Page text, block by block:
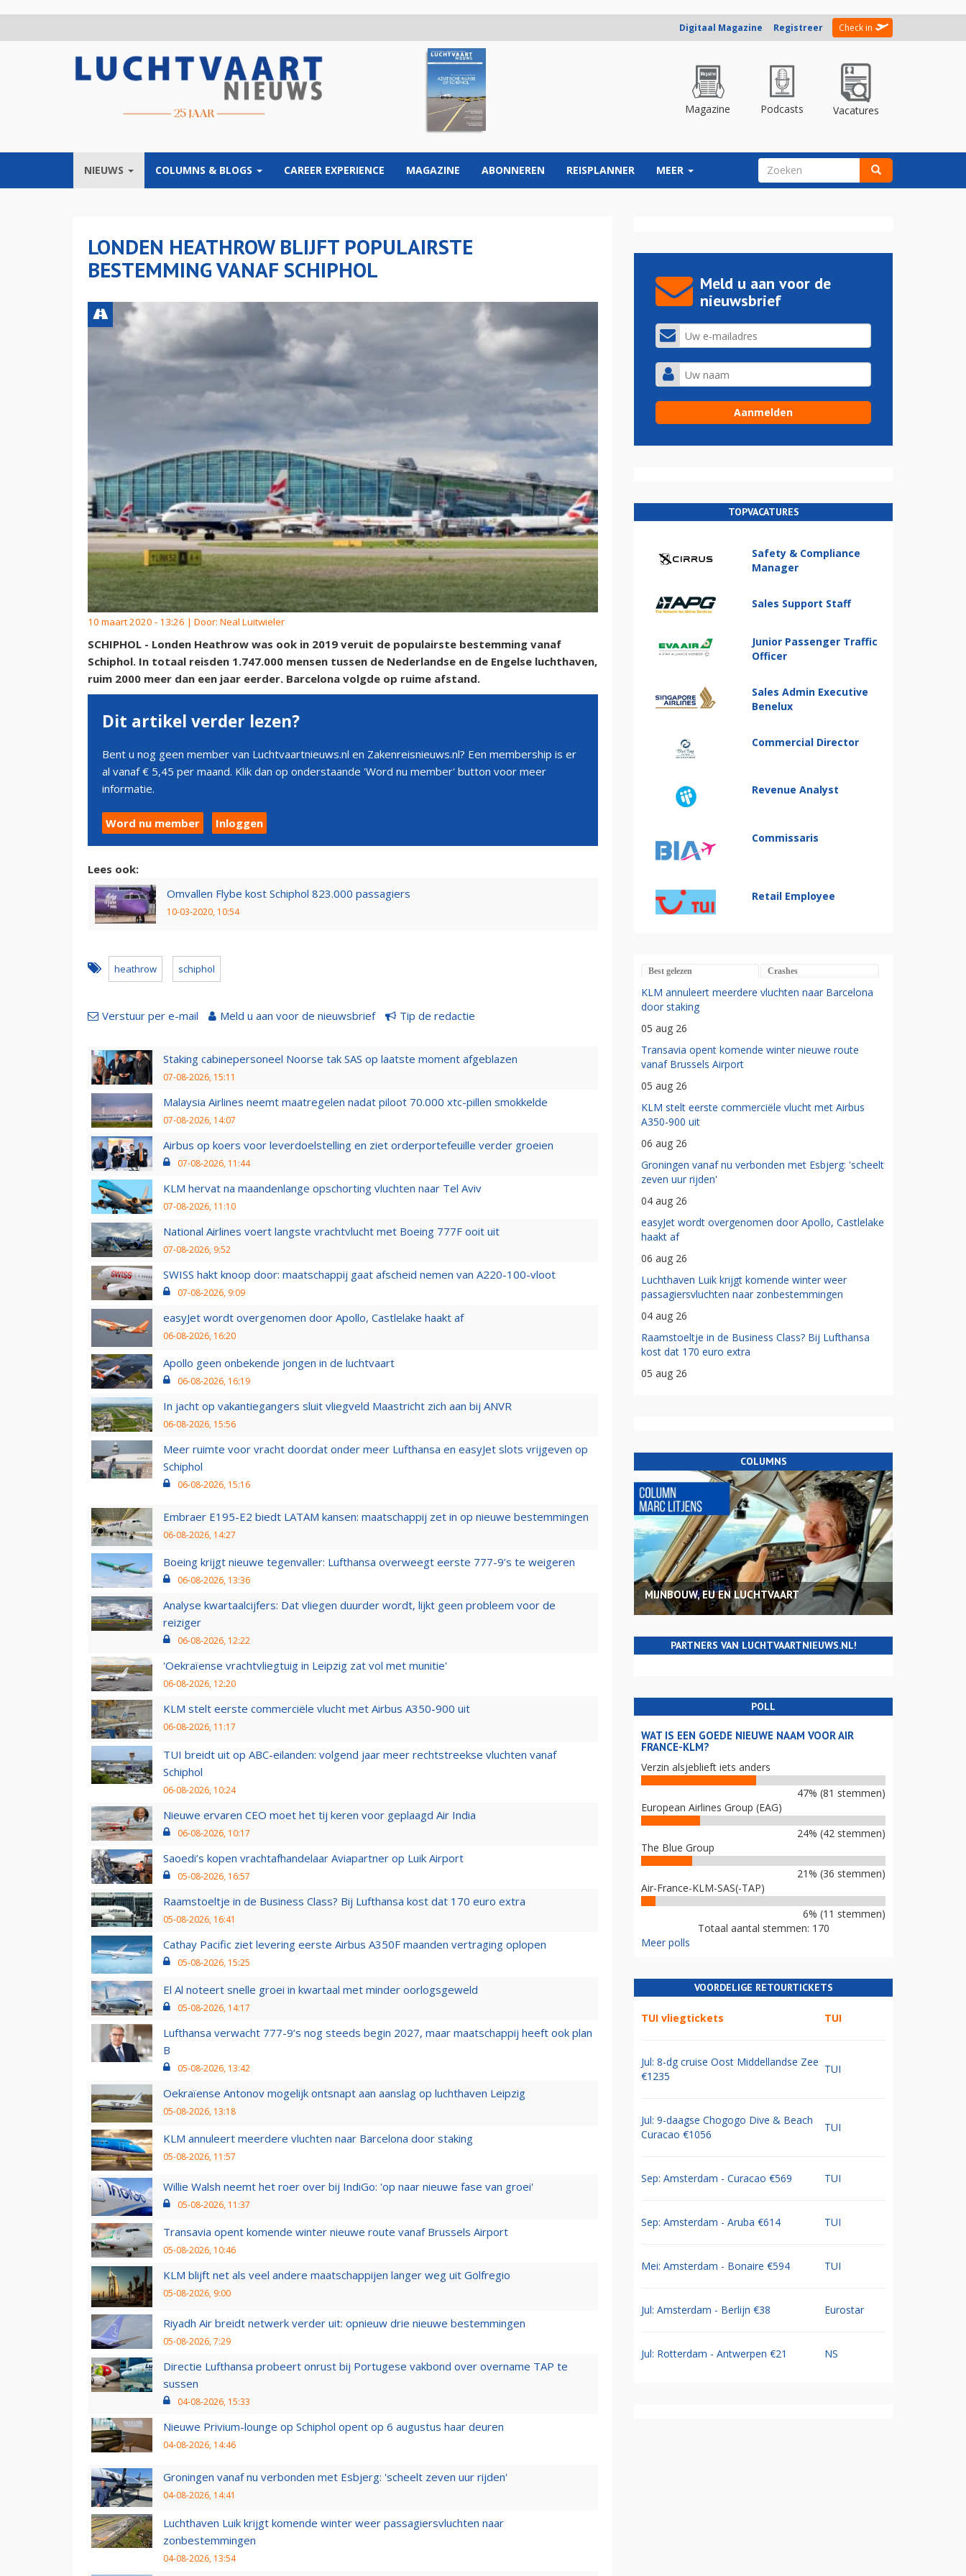
Digitaal Magazine Registreer Check in
Magazine Podcasts Vacatures
NIEUWS COLUMNS & BLOGS CAREER EXPERIENCE MAGAZINE ABONNEREN REISPLANNER MEER ZOEKVELD
LONDEN HEATHROW BLIJFT POPULAIRSTE
BESTEMMING VANAF SCHIPHOL
10 maart 2020 - 13:26 | Door: Neal Luitwieler
SCHIPHOL - Londen Heathrow was ook in 2019 veruit de populairste bestemming vanaf
Schiphol. In totaal reisden 1.747.000 mensen tussen de Nederlandse en de Engelse luchthaven,
ruim 2000 meer dan een jaar eerder. Barcelona volgde op ruime afstand.
Dit artikel verder lezen?
Bent u nog geen member van Luchtvaartnieuws.nl en Zakenreisnieuws.nl? Een membership is er
al vanaf € 5,45 per maand. Klik dan op onderstaande 'Word nu member' button voor meer
informatie.
Word nu member Inloggen
Lees ook:
Omvallen Flybe kost Schiphol 823.000 passagiers
10-03-2020, 10:54
heathrow schiphol
Verstuur per e-mail Meld u aan voor de nieuwsbrief Tip de redactie
Staking cabinepersoneel Noorse tak SAS op laatste moment afgeblazen
07-08-2026, 15:11
Malaysia Airlines neemt maatregelen nadat piloot 70.000 xtc-pillen smokkelde
07-08-2026, 14:07
Airbus op koers voor leverdoelstelling en ziet orderportefeuille verder groeien
07-08-2026, 11:44
KLM hervat na maandenlange opschorting vluchten naar Tel Aviv
07-08-2026, 11:10
National Airlines voert langste vrachtvlucht met Boeing 777F ooit uit
07-08-2026, 9:52
SWISS hakt knoop door: maatschappij gaat afscheid nemen van A220-100-vloot
07-08-2026, 9:09
easyJet wordt overgenomen door Apollo, Castlelake haakt af
06-08-2026, 16:20
Apollo geen onbekende jongen in de luchtvaart
06-08-2026, 16:19
In jacht op vakantiegangers sluit vliegveld Maastricht zich aan bij ANVR
06-08-2026, 15:56
Meer ruimte voor vracht doordat onder meer Lufthansa en easyJet slots vrijgeven op
Schiphol
06-08-2026, 15:16
Embraer E195-E2 biedt LATAM kansen: maatschappij zet in op nieuwe bestemmingen
06-08-2026, 14:27
Boeing krijgt nieuwe tegenvaller: Lufthansa overweegt eerste 777-9’s te weigeren
06-08-2026, 13:36
Analyse kwartaalcijfers: Dat vliegen duurder wordt, lijkt geen probleem voor de
reiziger
06-08-2026, 12:22
'Oekraïense vrachtvliegtuig in Leipzig zat vol met munitie'
06-08-2026, 12:20
KLM stelt eerste commerciële vlucht met Airbus A350-900 uit
06-08-2026, 11:17
TUI breidt uit op ABC-eilanden: volgend jaar meer rechtstreekse vluchten vanaf
Schiphol
06-08-2026, 10:24
Nieuwe ervaren CEO moet het tij keren voor geplaagd Air India
06-08-2026, 10:17
Saoedi’s kopen vrachtafhandelaar Aviapartner op Luik Airport
05-08-2026, 16:57
Raamstoeltje in de Business Class? Bij Lufthansa kost dat 170 euro extra
05-08-2026, 16:41
Cathay Pacific ziet levering eerste Airbus A350F maanden vertraging oplopen
05-08-2026, 15:25
El Al noteert snelle groei in kwartaal met minder oorlogsgeweld
05-08-2026, 14:17
Lufthansa verwacht 777-9’s nog steeds begin 2027, maar maatschappij heeft ook plan
B
05-08-2026, 13:42
Oekraïense Antonov mogelijk ontsnapt aan aanslag op luchthaven Leipzig
05-08-2026, 13:18
KLM annuleert meerdere vluchten naar Barcelona door staking
05-08-2026, 11:57
Willie Walsh neemt het roer over bij IndiGo: 'op naar nieuwe fase van groei'
05-08-2026, 11:37
Transavia opent komende winter nieuwe route vanaf Brussels Airport
05-08-2026, 10:46
KLM blijft net als veel andere maatschappijen langer weg uit Golfregio
05-08-2026, 9:00
Riyadh Air breidt netwerk verder uit: opnieuw drie nieuwe bestemmingen
05-08-2026, 7:29
Directie Lufthansa probeert onrust bij Portugese vakbond over overname TAP te
sussen
04-08-2026, 15:33
Nieuwe Privium-lounge op Schiphol opent op 6 augustus haar deuren
04-08-2026, 14:46
Groningen vanaf nu verbonden met Esbjerg: 'scheelt zeven uur rijden'
04-08-2026, 14:41
Luchthaven Luik krijgt komende winter weer passagiersvluchten naar
zonbestemmingen
04-08-2026, 13:54
Meld u aan voor de
nieuwsbrief
TOPVACATURES
Safety & Compliance
Manager
Sales Support Staff
Junior Passenger Traffic
Officer
Sales Admin Executive
Benelux
Commercial Director
Revenue Analyst
Commissaris
Retail Employee
Best gelezen Crashes
KLM annuleert meerdere vluchten naar Barcelona
door staking
05 aug 26
Transavia opent komende winter nieuwe route
vanaf Brussels Airport
05 aug 26
KLM stelt eerste commerciële vlucht met Airbus
A350-900 uit
06 aug 26
Groningen vanaf nu verbonden met Esbjerg: 'scheelt
zeven uur rijden'
04 aug 26
easyJet wordt overgenomen door Apollo, Castlelake
haakt af
06 aug 26
Luchthaven Luik krijgt komende winter weer
passagiersvluchten naar zonbestemmingen
04 aug 26
Raamstoeltje in de Business Class? Bij Lufthansa
kost dat 170 euro extra
05 aug 26
COLUMNS
MIJNBOUW, EU EN LUCHTVAART
PARTNERS VAN LUCHTVAARTNIEUWS.NL!
POLL
WAT IS EEN GOEDE NIEUWE NAAM VOOR AIR
FRANCE-KLM?
Verzin alsjeblieft iets anders
47% (81 stemmen)
European Airlines Group (EAG)
24% (42 stemmen)
The Blue Group
21% (36 stemmen)
Air-France-KLM-SAS(-TAP)
6% (11 stemmen)
Totaal aantal stemmen: 170
Meer polls
VOORDELIGE RETOURTICKETS
TUI vliegtickets TUI
Jul: 8-dg cruise Oost Middellandse Zee
€1235
TUI
Jul: 9-daagse Chogogo Dive & Beach
Curacao €1056
TUI
Sep: Amsterdam - Curacao €569 TUI
Sep: Amsterdam - Aruba €614 TUI
Mei: Amsterdam - Bonaire €594 TUI
Jul: Amsterdam - Berlijn €38 Eurostar
Jul: Rotterdam - Antwerpen €21 NS